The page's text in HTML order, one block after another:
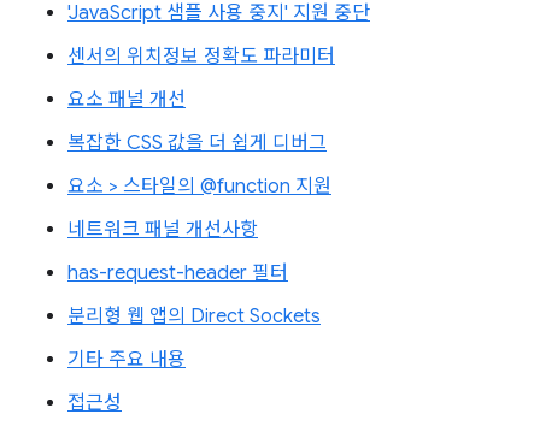
'JavaScript 샘플 사용 중지' 지원 중단
센서의 위치정보 정확도 파라미터
요소 패널 개선
복잡한 CSS 값을 더 쉽게 디버그
요소 > 스타일의 @function 지원
네트워크 패널 개선사항
has-request-header 필터
분리형 웹 앱의 Direct Sockets
기타 주요 내용
접근성